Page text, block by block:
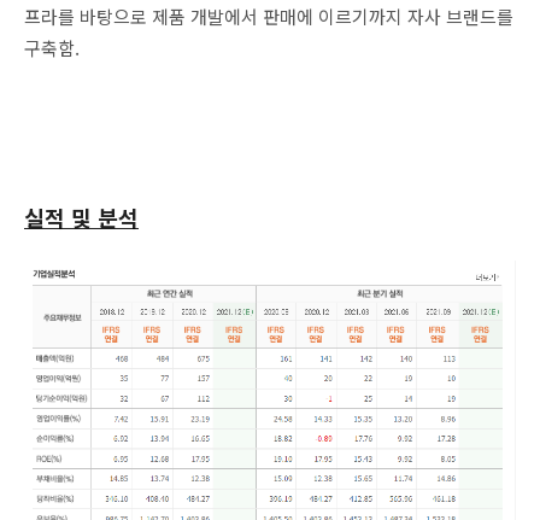
프라를 바탕으로 제품 개발에서 판매에 이르기까지 자사 브랜드를
구축함.
실적 및 분석